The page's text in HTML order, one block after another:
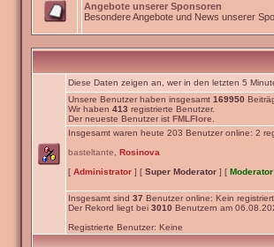
Angebote unserer Sponsoren
Besondere Angebote und News unserer
Diese Daten zeigen an, wer in den letzten 5
Unsere Benutzer haben insgesamt 169950
Wir haben 413 registrierte Benutzer.
Der neueste Benutzer ist FMLFlore
Insgesamt waren heute 203 Benutzer online: 2
basteltante
Rosinova
[ Administrator ] [ Super Moderator ] [ Moderator
Insgesamt sind 37 Benutzer online: Kein
Der Rekord liegt bei 3010 Benutzern am
Registrierte Benutzer: Keine